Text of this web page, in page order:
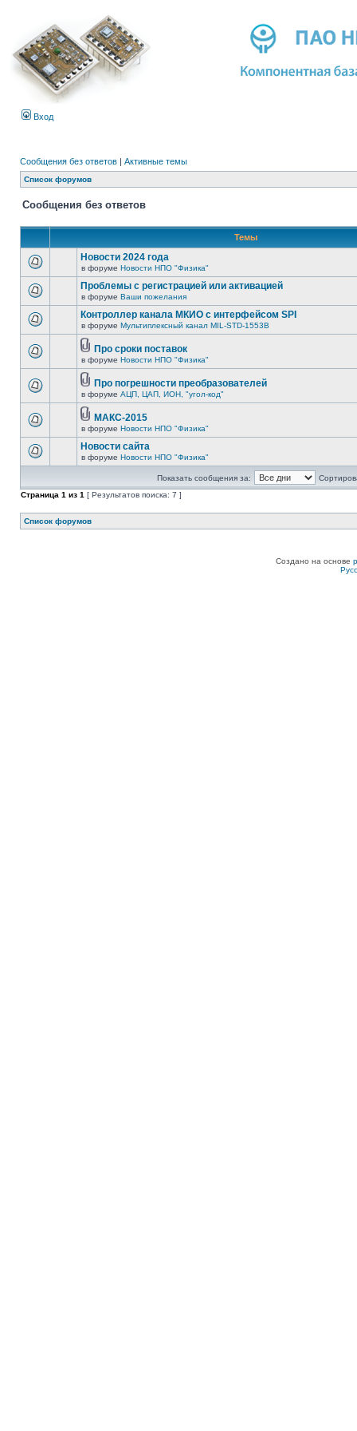
Вход
Сообщения без ответов | Активные темы
Список форумов
Сообщения без ответов
Темы
Новости 2024 года
в форуме Новости НПО "Физика"
Проблемы с регистрацией или активацией
в форуме Ваши пожелания
Контроллер канала МКИО с интерфейсом SPI
в форуме Мультиплексный канал MIL-STD-1553B
Про сроки поставок
в форуме Новости НПО "Физика"
Про погрешности преобразователей
в форуме АЦП, ЦАП, ИОН, "угол-код"
МАКС-2015
в форуме Новости НПО "Физика"
Новости сайта
в форуме Новости НПО "Физика"
Показать сообщения за:
Страница 1 из 1 [ Результатов поиска: 7 ]
Список форумов
Создано на основе